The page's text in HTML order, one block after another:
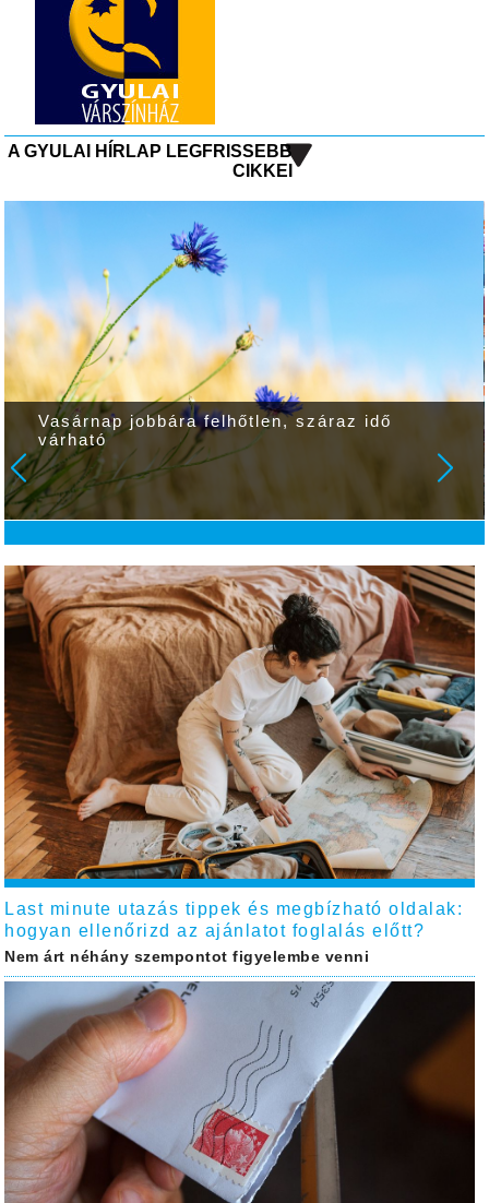
A GYULAI HÍRLAP LEGFRISSEBB
CIKKEI
Vasárnap jobbára felhőtlen, száraz idő
várható
Last minute utazás tippek és megbízható oldalak:
hogyan ellenőrizd az ajánlatot foglalás előtt?
Nem árt néhány szempontot figyelembe venni